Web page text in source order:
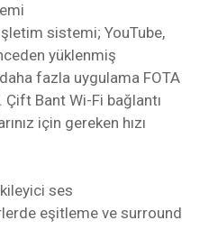
sistemi; YouTube,
yüklenmiş
fazla uygulama FOTA
Bant Wi-Fi bağlantı
için gereken hızı
ses
eşitleme ve surround